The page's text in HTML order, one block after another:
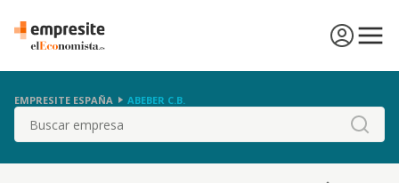
EMPRESITE ESPAÑA ABEBER C.B.
Buscar